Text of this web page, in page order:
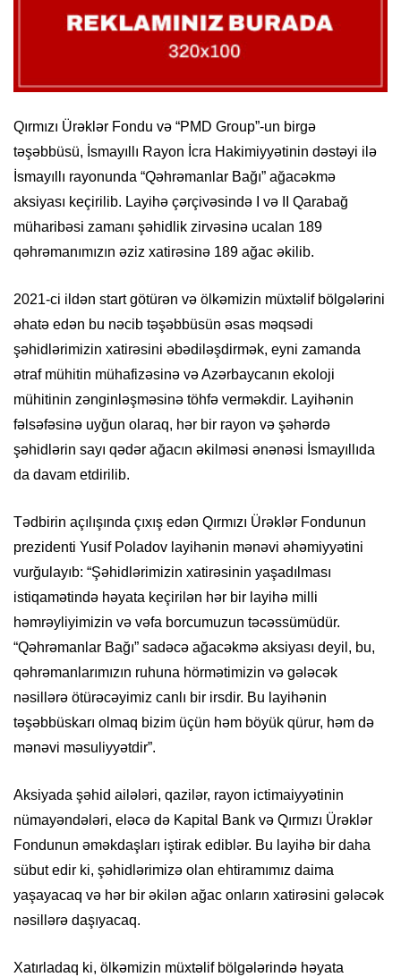
Qırmızı Ürəklər Fondu və “PMD Group”-un birgə
təşəbbüsü, İsmayıllı Rayon İcra Hakimiyyətinin dəstəyi ilə
İsmayıllı rayonunda “Qəhrəmanlar Bağı” ağacəkmə
aksiyası keçirilib. Layihə çərçivəsində I və II Qarabağ
müharibəsi zamanı şəhidlik zirvəsinə ucalan 189
qəhrəmanımızın əziz xatirəsinə 189 ağac əkilib.
2021-ci ildən start götürən və ölkəmizin müxtəlif bölgələrini
əhatə edən bu nəcib təşəbbüsün əsas məqsədi
şəhidlərimizin xatirəsini əbədiləşdirmək, eyni zamanda
ətraf mühitin mühafizəsinə və Azərbaycanın ekoloji
mühitinin zənginləşməsinə töhfə verməkdir. Layihənin
fəlsəfəsinə uyğun olaraq, hər bir rayon və şəhərdə
şəhidlərin sayı qədər ağacın əkilməsi ənənəsi İsmayıllıda
da davam etdirilib.
Tədbirin açılışında çıxış edən Qırmızı Ürəklər Fondunun
prezidenti Yusif Poladov layihənin mənəvi əhəmiyyətini
vurğulayıb: “Şəhidlərimizin xatirəsinin yaşadılması
istiqamətində həyata keçirilən hər bir layihə milli
həmrəyliyimizin və vəfa borcumuzun təcəssümüdür.
“Qəhrəmanlar Bağı” sadəcə ağacəkmə aksiyası deyil, bu,
qəhrəmanlarımızın ruhuna hörmətimizin və gələcək
nəsillərə ötürəcəyimiz canlı bir irsdir. Bu layihənin
təşəbbüskarı olmaq bizim üçün həm böyük qürur, həm də
mənəvi məsuliyyətdir”.
Aksiyada şəhid ailələri, qazilər, rayon ictimaiyyətinin
nümayəndələri, eləcə də Kapital Bank və Qırmızı Ürəklər
Fondunun əməkdaşları iştirak ediblər. Bu layihə bir daha
sübut edir ki, şəhidlərimizə olan ehtiramımız daima
yaşayacaq və hər bir əkilən ağac onların xatirəsini gələcək
nəsillərə daşıyacaq.
Xatırladaq ki, ölkəmizin müxtəlif bölgələrində həyata